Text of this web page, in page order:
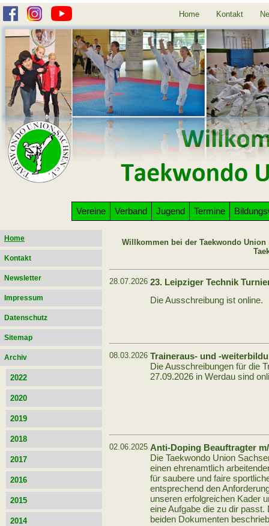
Home Kontakt
Vereine Verband Jugend Termine
Home
Kontakt
Newsletter
Impressum
Datenschutz
Sitemap
Archiv
2022
2020
2019
2018
2017
2016
2015
2014
Willkommen bei der Taekwondo
28.07.2026 23. Leipziger Technik
Die Ausschreibung ist online.
08.03.2026 Traineraus- und -
Die Ausschreibungen für die
27.09.2026 in Werdau sind
02.06.2025 Anti-Doping Beauftragter
Die Taekwondo Union
einen ehrenamtlich
für saubere und faire
entsprechend den
unseren erfolgreichen Kader
eine Aufgabe die zu dir
beiden Dokumenten